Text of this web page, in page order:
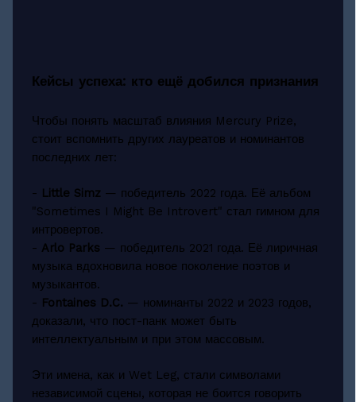
Кейсы успеха: кто ещё добился признания
Чтобы понять масштаб влияния Mercury Prize,
стоит вспомнить других лауреатов и номинантов
последних лет:
- Little Simz — победитель 2022 года. Её альбом
"Sometimes I Might Be Introvert" стал гимном для
интровертов.
- Arlo Parks — победитель 2021 года. Её лиричная
музыка вдохновила новое поколение поэтов и
музыкантов.
- Fontaines D.C. — номинанты 2022 и 2023 годов,
доказали, что пост-панк может быть
интеллектуальным и при этом массовым.
Эти имена, как и Wet Leg, стали символами
независимой сцены, которая не боится говорить